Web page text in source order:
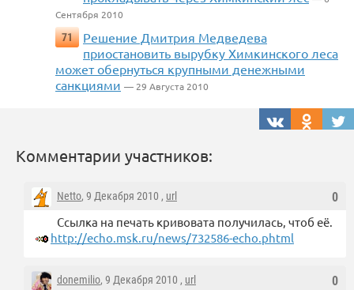
Сентября 2010
71
Решение Дмитрия Медведева
приостановить вырубку Химкинского леса
может обернуться крупными денежными
санкциями — 29 Августа 2010
Комментарии участников:
0
Netto, 9 Декабря 2010 , url
Ссылка на печать кривовата получилась, чтоб её.
http://echo.msk.ru/news/732586-echo.phtml
0
donemilio, 9 Декабря 2010 , url